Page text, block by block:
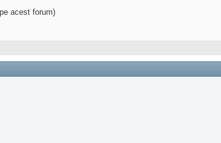
acest forum)